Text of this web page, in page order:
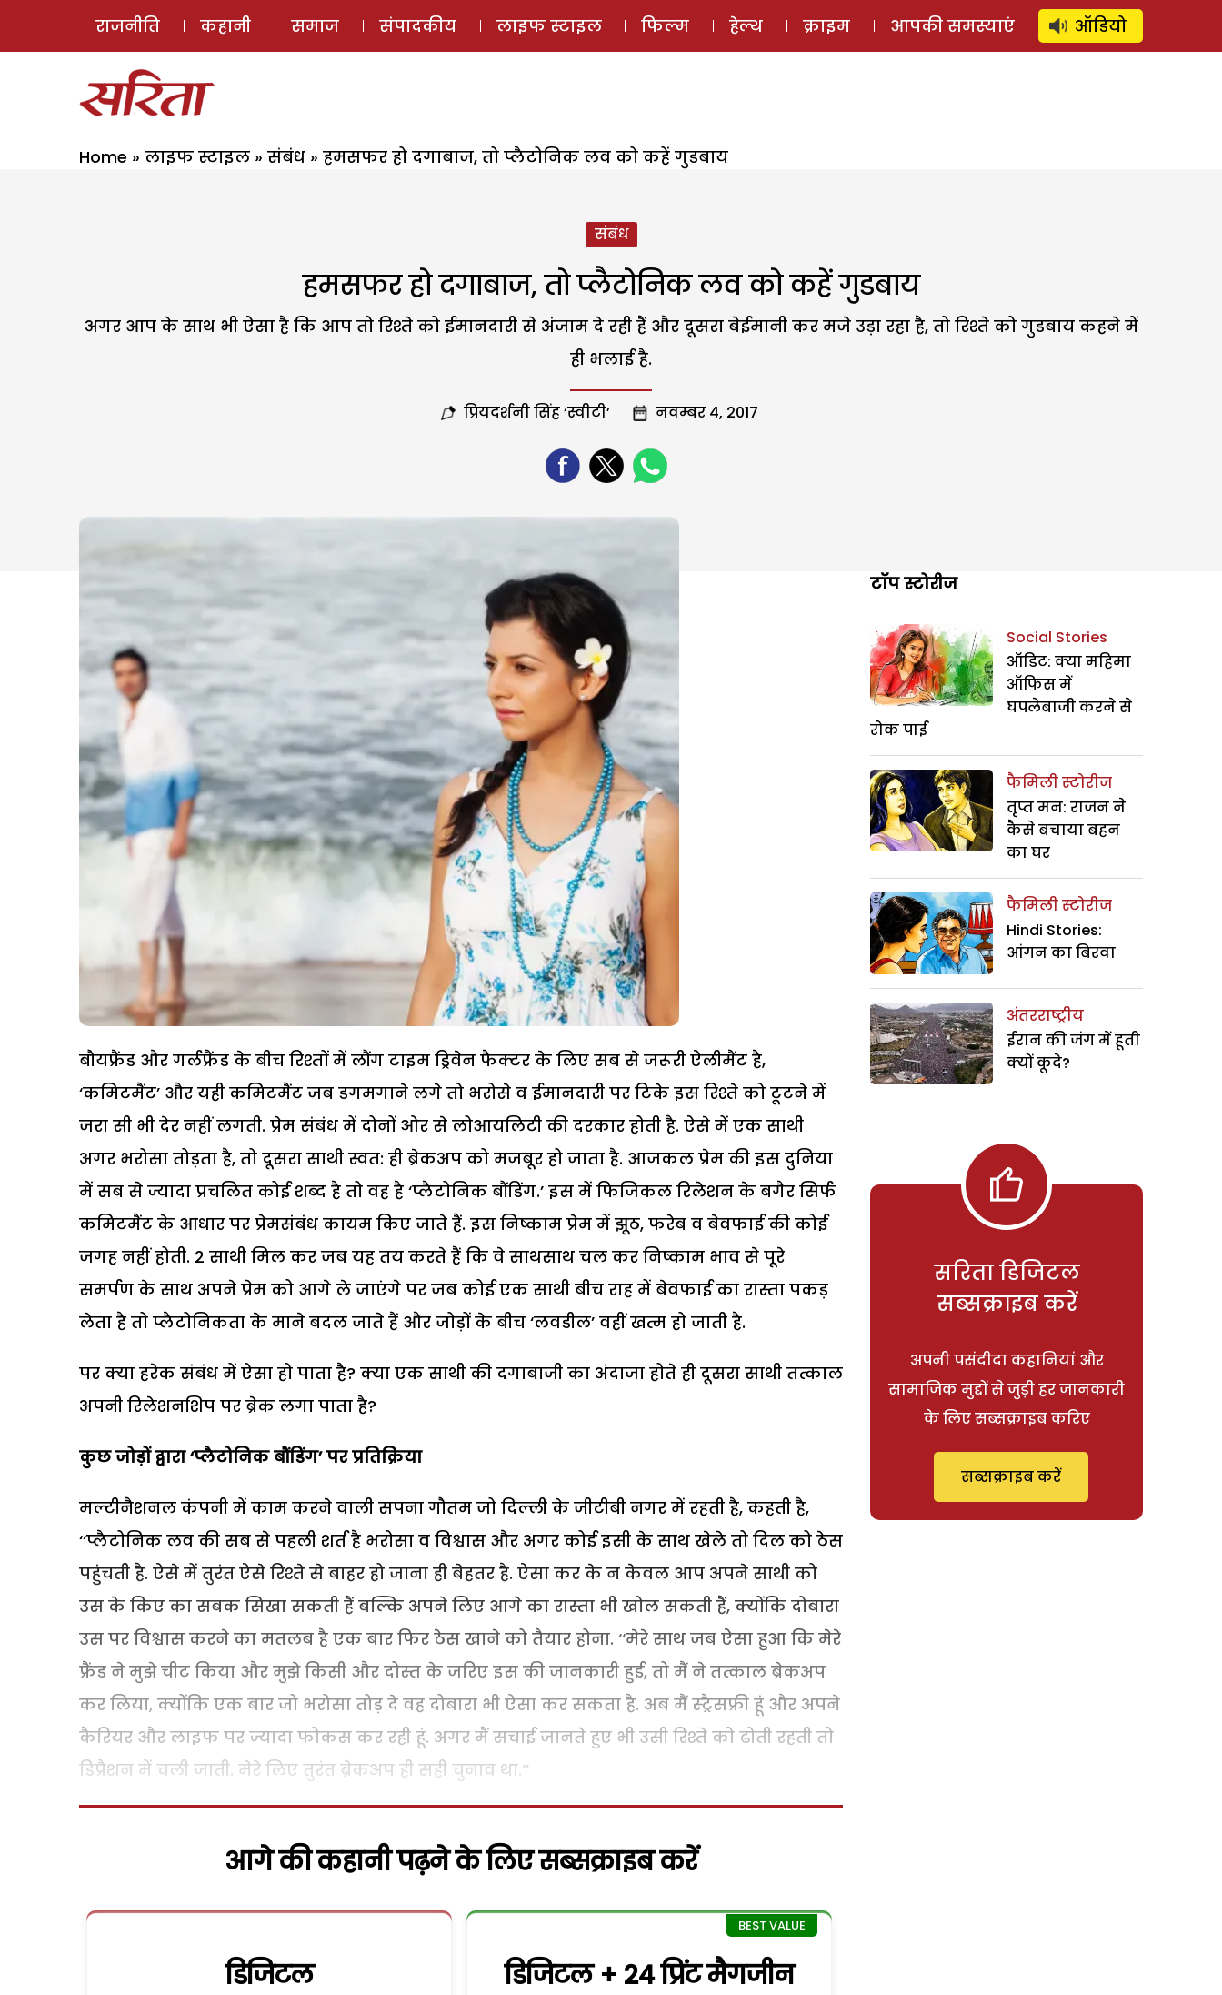
ई-मैगज़ीन ऑडियो स्टोरी लॉग इन ⚲ SUBSCRIBE
राजनीति कहानी समाज संपादकीय लाइफ स्टाइल फिल्म हेल्थ क्राइम आपकी समस्याएं ऑडियो
Home » लाइफ स्टाइल » संबंध » हमसफर हो दगाबाज, तो प्लैटोनिक लव को कहें गुडबाय
संबंध
हमसफर हो दगाबाज, तो प्लैटोनिक लव को कहें गुडबाय
अगर आप के साथ भी ऐसा है कि आप तो रिश्ते को ईमानदारी से अंजाम दे रही हैं और दूसरा बेईमानी कर मजे उड़ा रहा है, तो रिश्ते को गुडबाय कहने में
ही भलाई है.
प्रियदर्शनी सिंह ‘स्वीटी’ नवम्बर 4, 2017
बौयफ्रैंड और गर्लफ्रैंड के बीच रिश्तों में लौंग टाइम ड्रिवेन फैक्टर के लिए सब से जरूरी ऐलीमैंट है,
‘कमिटमैंट’ और यही कमिटमैंट जब डगमगाने लगे तो भरोसे व ईमानदारी पर टिके इस रिश्ते को टूटने में
जरा सी भी देर नहीं लगती. प्रेम संबंध में दोनों ओर से लोआयलिटी की दरकार होती है. ऐसे में एक साथी
अगर भरोसा तोड़ता है, तो दूसरा साथी स्वत: ही ब्रेकअप को मजबूर हो जाता है. आजकल प्रेम की इस दुनिया
में सब से ज्यादा प्रचलित कोई शब्द है तो वह है ‘प्लैटोनिक बौंडिंग.’ इस में फिजिकल रिलेशन के बगैर सिर्फ
कमिटमैंट के आधार पर प्रेमसंबंध कायम किए जाते हैं. इस निष्काम प्रेम में झूठ, फरेब व बेवफाई की कोई
जगह नहीं होती. 2 साथी मिल कर जब यह तय करते हैं कि वे साथसाथ चल कर निष्काम भाव से पूरे
समर्पण के साथ अपने प्रेम को आगे ले जाएंगे पर जब कोई एक साथी बीच राह में बेवफाई का रास्ता पकड़
लेता है तो प्लैटोनिकता के माने बदल जाते हैं और जोड़ों के बीच ‘लवडील’ वहीं खत्म हो जाती है.
पर क्या हरेक संबंध में ऐसा हो पाता है? क्या एक साथी की दगाबाजी का अंदाजा होते ही दूसरा साथी तत्काल
अपनी रिलेशनशिप पर ब्रेक लगा पाता है?
कुछ जोड़ों द्वारा‘प्लैटोनिक बौंडिंग’ पर प्रतिक्रिया
मल्टीनैशनल कंपनी में काम करने वाली सपना गौतम जो दिल्ली के जीटीबी नगर में रहती है, कहती है,
‘‘प्लैटोनिक लव की सब से पहली शर्त है भरोसा व विश्वास और अगर कोई इसी के साथ खेले तो दिल को ठेस
पहुंचती है. ऐसे में तुरंत ऐसे रिश्ते से बाहर हो जाना ही बेहतर है. ऐसा कर के न केवल आप अपने साथी को
उस के किए का सबक सिखा सकती हैं बल्कि अपने लिए आगे का रास्ता भी खोल सकती हैं, क्योंकि दोबारा
उस पर विश्वास करने का मतलब है एक बार फिर ठेस खाने को तैयार होना. ‘‘मेरे साथ जब ऐसा हुआ कि मेरे
फ्रैंड ने मुझे चीट किया और मुझे किसी और दोस्त के जरिए इस की जानकारी हुई, तो मैं ने तत्काल ब्रेकअप
कर लिया, क्योंकि एक बार जो भरोसा तोड़ दे वह दोबारा भी ऐसा कर सकता है. अब मैं स्ट्रैसफ्री हूं और अपने
कैरियर और लाइफ पर ज्यादा फोकस कर रही हूं. अगर मैं सचाई जानते हुए भी उसी रिश्ते को ढोती रहती तो
डिप्रैशन में चली जाती. मेरे लिए तुरंत ब्रेकअप ही सही चुनाव था.’’
आगे की कहानी पढ़ने के लिए सब्सक्राइब करें
डिजिटल डिजिटल + 24 प्रिंट मैगजीन
टॉप स्टोरीज
Social Stories
ऑडिट: क्या महिमा
ऑफिस में
घपलेबाजी करने से
रोक पाई
फैमिली स्टोरीज
तृप्त मन: राजन ने
कैसे बचाया बहन
का घर
फैमिली स्टोरीज
Hindi Stories:
आंगन का बिरवा
अंतरराष्ट्रीय
ईरान की जंग में हूती
क्यों कूदे?
सरिता डिजिटल
सब्सक्राइब करें
अपनी पसंदीदा कहानियां और
सामाजिक मुद्दों से जुड़ी हर जानकारी
के लिए सब्सक्राइब करिए
सब्सक्राइब करें